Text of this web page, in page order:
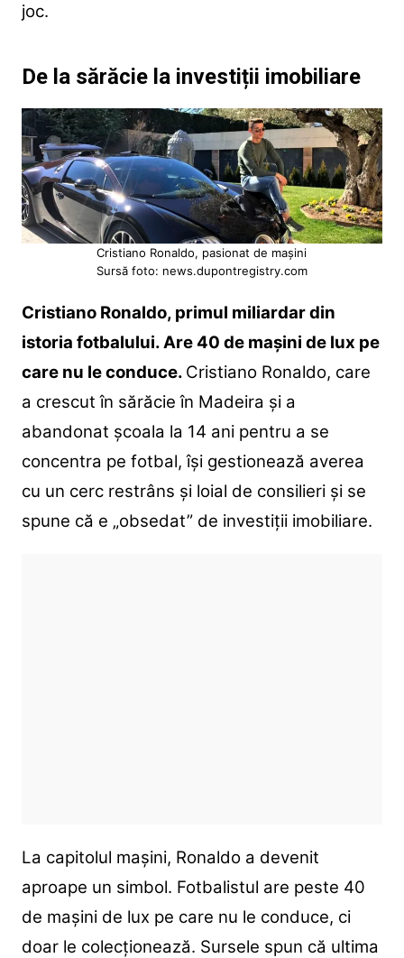
joc.
De la sărăcie la investiții imobiliare
Cristiano Ronaldo, pasionat de mașini
Sursă foto: news.dupontregistry.com
Cristiano Ronaldo, primul miliardar din
istoria fotbalului. Are 40 de mașini de lux pe
care nu le conduce. Cristiano Ronaldo, care
a crescut în sărăcie în Madeira și a
abandonat școala la 14 ani pentru a se
concentra pe fotbal, își gestionează averea
cu un cerc restrâns și loial de consilieri și se
spune că e „obsedat” de investiții imobiliare.
La capitolul mașini, Ronaldo a devenit
aproape un simbol. Fotbalistul are peste 40
de mașini de lux pe care nu le conduce, ci
doar le colecționează. Sursele spun că ultima